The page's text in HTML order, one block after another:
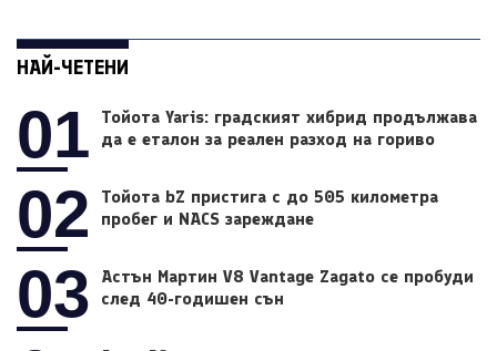
НАЙ-ЧЕТЕНИ
01
Тойота Yaris: градският хибрид продължава
да е еталон за реален разход на гориво
02
Тойота bZ пристига с до 505 километра
пробег и NACS зареждане
03
Астън Мартин V8 Vantage Zagato се пробуди
след 40-годишен сън